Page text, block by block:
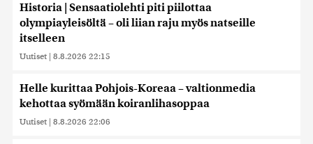
Historia | Sensaatiolehti piti piilottaa
olympiayleisöltä – oli liian raju myös natseille
itselleen
Uutiset | 8.8.2026 22:15
Helle kurittaa Pohjois-Koreaa – valtionmedia
kehottaa syömään koiranlihasoppaa
Uutiset | 8.8.2026 22:06